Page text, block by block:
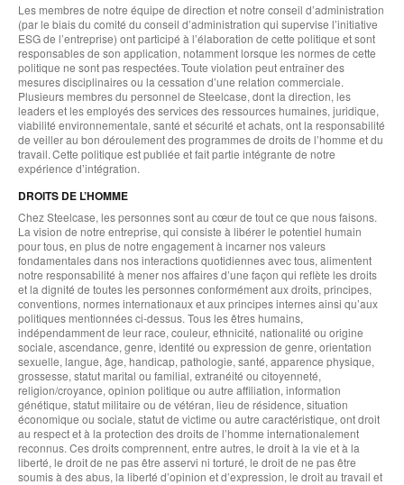
Les membres de notre équipe de direction et notre conseil d’administration
(par le biais du comité du conseil d’administration qui supervise l’initiative
ESG de l’entreprise) ont participé à l’élaboration de cette politique et sont
responsables de son application, notamment lorsque les normes de cette
politique ne sont pas respectées. Toute violation peut entraîner des
mesures disciplinaires ou la cessation d’une relation commerciale.
Plusieurs membres du personnel de Steelcase, dont la direction, les
leaders et les employés des services des ressources humaines, juridique,
viabilité environnementale, santé et sécurité et achats, ont la responsabilité
de veiller au bon déroulement des programmes de droits de l’homme et du
travail. Cette politique est publiée et fait partie intégrante de notre
expérience d’intégration.
DROITS DE L’HOMME
Chez Steelcase, les personnes sont au cœur de tout ce que nous faisons.
La vision de notre entreprise, qui consiste à libérer le potentiel humain
pour tous, en plus de notre engagement à incarner nos valeurs
fondamentales dans nos interactions quotidiennes avec tous, alimentent
notre responsabilité à mener nos affaires d’une façon qui reflète les droits
et la dignité de toutes les personnes conformément aux droits, principes,
conventions, normes internationaux et aux principes internes ainsi qu’aux
politiques mentionnées ci-dessus. Tous les êtres humains,
indépendamment de leur race, couleur, ethnicité, nationalité ou origine
sociale, ascendance, genre, identité ou expression de genre, orientation
sexuelle, langue, âge, handicap, pathologie, santé, apparence physique,
grossesse, statut marital ou familial, extranéité ou citoyenneté,
religion/croyance, opinion politique ou autre affiliation, information
génétique, statut militaire ou de vétéran, lieu de résidence, situation
économique ou sociale, statut de victime ou autre caractéristique, ont droit
au respect et à la protection des droits de l’homme internationalement
reconnus. Ces droits comprennent, entre autres, le droit à la vie et à la
liberté, le droit de ne pas être asservi ni torturé, le droit de ne pas être
soumis à des abus, la liberté d’opinion et d’expression, le droit au travail et